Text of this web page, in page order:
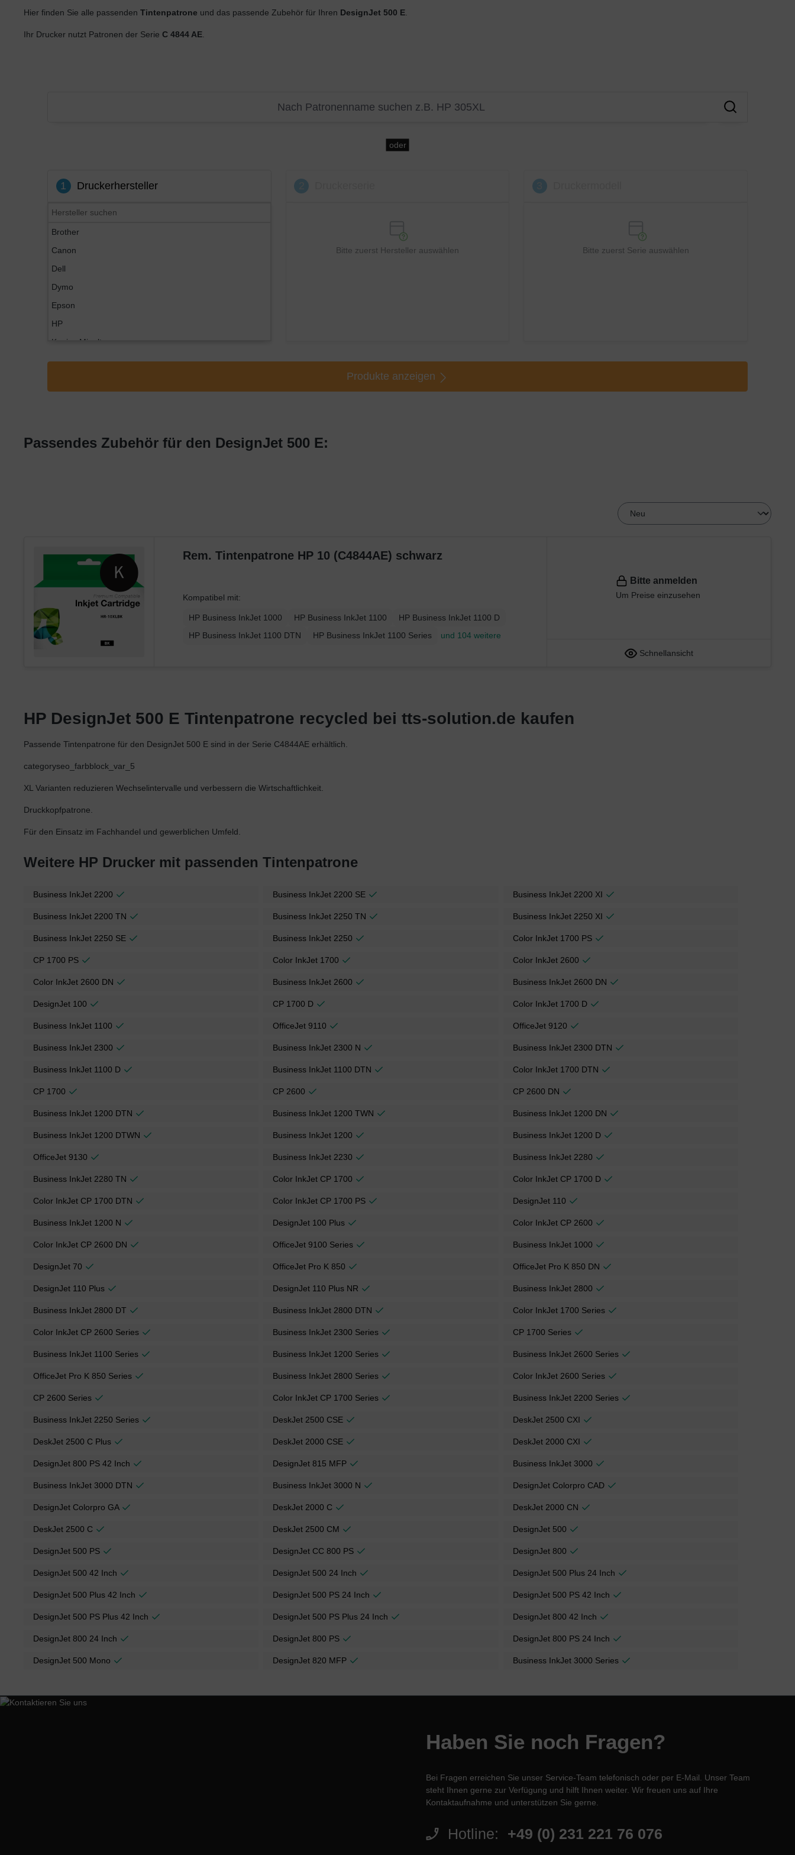
Hier finden Sie alle passenden Tintenpatrone und das passende Zubehör für Ihren DesignJet 500 E
Ihr Drucker nutzt Patronen der Serie C 4844 AE
oder
1 Druckerhersteller
Brother
Canon
Dell
Dymo
Epson
HP
Konica Minolta
Kyocera
Bitte zuerst Hersteller auswählen Bitte zuerst Serie auswählen
Produkte anzeigen
Passendes Zubehör für den DesignJet 500 E:
Rem. Tintenpatrone HP 10 (C4844AE) schwarz
Kompatibel mit:
HP Business InkJet 1000 HP Business InkJet 1100
HP Business InkJet 1100 D
HP Business InkJet 1100 DTN
HP Business InkJet 1100 Series und 104 weitere
Bitte anmelden
Um Preise einzusehen
Schnellansicht
HP DesignJet 500 E Tintenpatrone recycled bei tts-solution.de kaufen
Passende Tintenpatrone für den DesignJet 500 E sind in der Serie C4844AE erhältlich.
categoryseo_farbblock_var_5
XL Varianten reduzieren Wechselintervalle und verbessern die Wirtschaftlichkeit.
Druckkopfpatrone.
Für den Einsatz im Fachhandel und gewerblichen Umfeld.
Weitere HP Drucker mit passenden Tintenpatrone
Business InkJet 2200 Business InkJet 2200 SE Business InkJet 2200 XI
Business InkJet 2200 TN Business InkJet 2250 TN Business InkJet 2250 XI
Business InkJet 2250 SE Business InkJet 2250 Color InkJet 1700 PS
CP 1700 PS Color InkJet 1700 Color InkJet 2600
Color InkJet 2600 DN Business InkJet 2600 Business InkJet 2600 DN
DesignJet 100 CP 1700 D Color InkJet 1700 D
Business InkJet 1100 OfficeJet 9110 OfficeJet 9120
Business InkJet 2300 Business InkJet 2300 N Business InkJet 2300 DTN
Business InkJet 1100 D Business InkJet 1100 DTN Color InkJet 1700 DTN
CP 1700 CP 2600 CP 2600 DN
Business InkJet 1200 DTN Business InkJet 1200 TWN Business InkJet 1200 DN
Business InkJet 1200 DTWN Business InkJet 1200 Business InkJet 1200 D
OfficeJet 9130 Business InkJet 2230 Business InkJet 2280
Business InkJet 2280 TN Color InkJet CP 1700 Color InkJet CP 1700 D
Color InkJet CP 1700 DTN Color InkJet CP 1700 PS DesignJet 110
Business InkJet 1200 N DesignJet 100 Plus Color InkJet CP 2600
Color InkJet CP 2600 DN OfficeJet 9100 Series Business InkJet 1000
DesignJet 70 OfficeJet Pro K 850 OfficeJet Pro K 850 DN
DesignJet 110 Plus DesignJet 110 Plus NR Business InkJet 2800
Business InkJet 2800 DT Business InkJet 2800 DTN Color InkJet 1700 Series
Color InkJet CP 2600 Series Business InkJet 2300 Series CP 1700 Series
Business InkJet 1100 Series Business InkJet 1200 Series Business InkJet 2600 Series
OfficeJet Pro K 850 Series Business InkJet 2800 Series Color InkJet 2600 Series
CP 2600 Series Color InkJet CP 1700 Series Business InkJet 2200 Series
Business InkJet 2250 Series DeskJet 2500 CSE DeskJet 2500 CXI
DeskJet 2500 C Plus DeskJet 2000 CSE DeskJet 2000 CXI
DesignJet 800 PS 42 Inch DesignJet 815 MFP Business InkJet 3000
Business InkJet 3000 DTN Business InkJet 3000 N DesignJet Colorpro CAD
DesignJet Colorpro GA DeskJet 2000 C DeskJet 2000 CN
DeskJet 2500 C DeskJet 2500 CM DesignJet 500
DesignJet 500 PS DesignJet CC 800 PS DesignJet 800
DesignJet 500 42 Inch DesignJet 500 24 Inch DesignJet 500 Plus 24 Inch
DesignJet 500 Plus 42 Inch DesignJet 500 PS 24 Inch DesignJet 500 PS 42 Inch
DesignJet 500 PS Plus 42 Inch DesignJet 500 PS Plus 24 Inch DesignJet 800 42 Inch
DesignJet 800 24 Inch DesignJet 800 PS DesignJet 800 PS 24 Inch
DesignJet 500 Mono DesignJet 820 MFP Business InkJet 3000 Series
Haben Sie noch Fragen?
Bei Fragen erreichen Sie unser Service-Team telefonisch oder per E-Mail. Unser Team
steht Ihnen gerne zur Verfügung und hilft Ihnen weiter. Wir freuen uns auf Ihre
Kontaktaufnahme und unterstützen Sie gerne.
Hotline: +49 (0) 231 221 76 076